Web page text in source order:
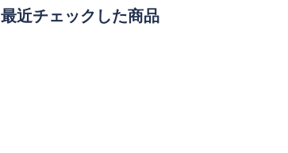
最近チェックした商品